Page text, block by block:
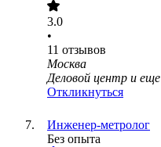
3.0
•
11 отзывов
Москва
Деловой центр и еще
Откликнуться
Инженер-метролог
Без опыта